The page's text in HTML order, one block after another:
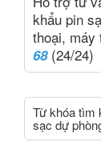
khẩu pin
thoại, máy
68(24/24)
Từ khóa tìm
sạc dự